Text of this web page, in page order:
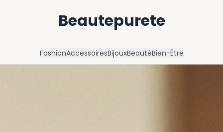
Beautepurete
FashionAccessoiresBijouxBeautéBien-Être